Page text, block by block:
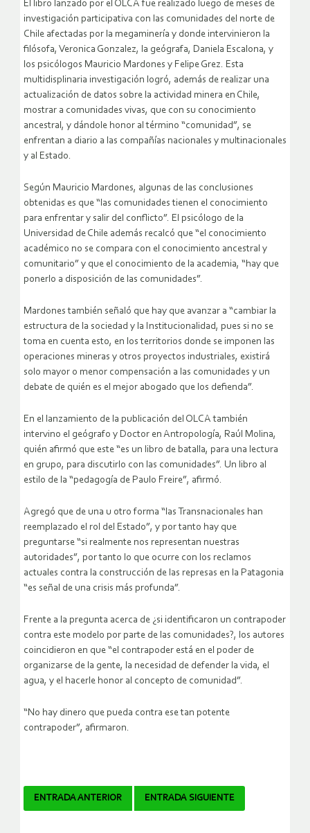
El libro lanzado por el OLCA fue realizado luego de meses de
investigación participativa con las comunidades del norte de
Chile afectadas por la megaminería y donde intervinieron la
filósofa, Veronica Gonzalez, la geógrafa, Daniela Escalona, y
los psicólogos Mauricio Mardones y Felipe Grez. Esta
multidisplinaria investigación logró, además de realizar una
actualización de datos sobre la actividad minera en Chile,
mostrar a comunidades vivas, que con su conocimiento
ancestral, y dándole honor al término “comunidad”, se
enfrentan a diario a las compañías nacionales y multinacionales
y al Estado.
Según Mauricio Mardones, algunas de las conclusiones
obtenidas es que “las comunidades tienen el conocimiento
para enfrentar y salir del conflicto”. El psicólogo de la
Universidad de Chile además recalcó que “el conocimiento
académico no se compara con el conocimiento ancestral y
comunitario” y que el conocimiento de la academia, “hay que
ponerlo a disposición de las comunidades”.
Mardones también señaló que hay que avanzar a “cambiar la
estructura de la sociedad y la Institucionalidad, pues si no se
toma en cuenta esto, en los territorios donde se imponen las
operaciones mineras y otros proyectos industriales, existirá
solo mayor o menor compensación a las comunidades y un
debate de quién es el mejor abogado que los defienda”.
En el lanzamiento de la publicación del OLCA también
intervino el geógrafo y Doctor en Antropología, Raúl Molina,
quién afirmó que este “es un libro de batalla, para una lectura
en grupo, para discutirlo con las comunidades”. Un libro al
estilo de la “pedagogía de Paulo Freire”, afirmó.
Agregó que de una u otro forma “las Transnacionales han
reemplazado el rol del Estado”, y por tanto hay que
preguntarse “si realmente nos representan nuestras
autoridades”, por tanto lo que ocurre con los reclamos
actuales contra la construcción de las represas en la Patagonia
“es señal de una crisis más profunda”.
Frente a la pregunta acerca de ¿si identificaron un contrapoder
contra este modelo por parte de las comunidades?, los autores
coincidieron en que “el contrapoder está en el poder de
organizarse de la gente, la necesidad de defender la vida, el
agua, y el hacerle honor al concepto de comunidad”.
“No hay dinero que pueda contra ese tan potente
contrapoder”, afirmaron.
Navegador
ENTRADA ANTERIOR ENTRADA SIGUIENTE